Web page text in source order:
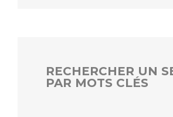
RECHERCHER UN
PAR MOTS CLÉS